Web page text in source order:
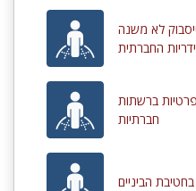
לא משנה
החברתית
ברשתות
חברתיות
בחטיבת הביניים